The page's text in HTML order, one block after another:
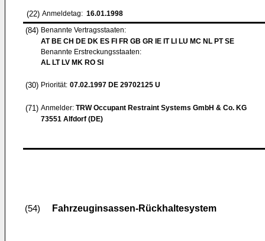
(22) Anmeldetag: 16.01.1998
(84) Benannte Vertragsstaaten:
AT BE CH DE DK ES FI FR GB GR IE IT LI LU MC NL PT SE
Benannte Erstreckungsstaaten:
AL LT LV MK RO SI
(30) Priorität: 07.02.1997 DE 29702125 U
(71) Anmelder: TRW Occupant Restraint Systems GmbH & Co. KG
73551 Alfdorf (DE)
(54) Fahrzeuginsassen-Rückhaltesystem